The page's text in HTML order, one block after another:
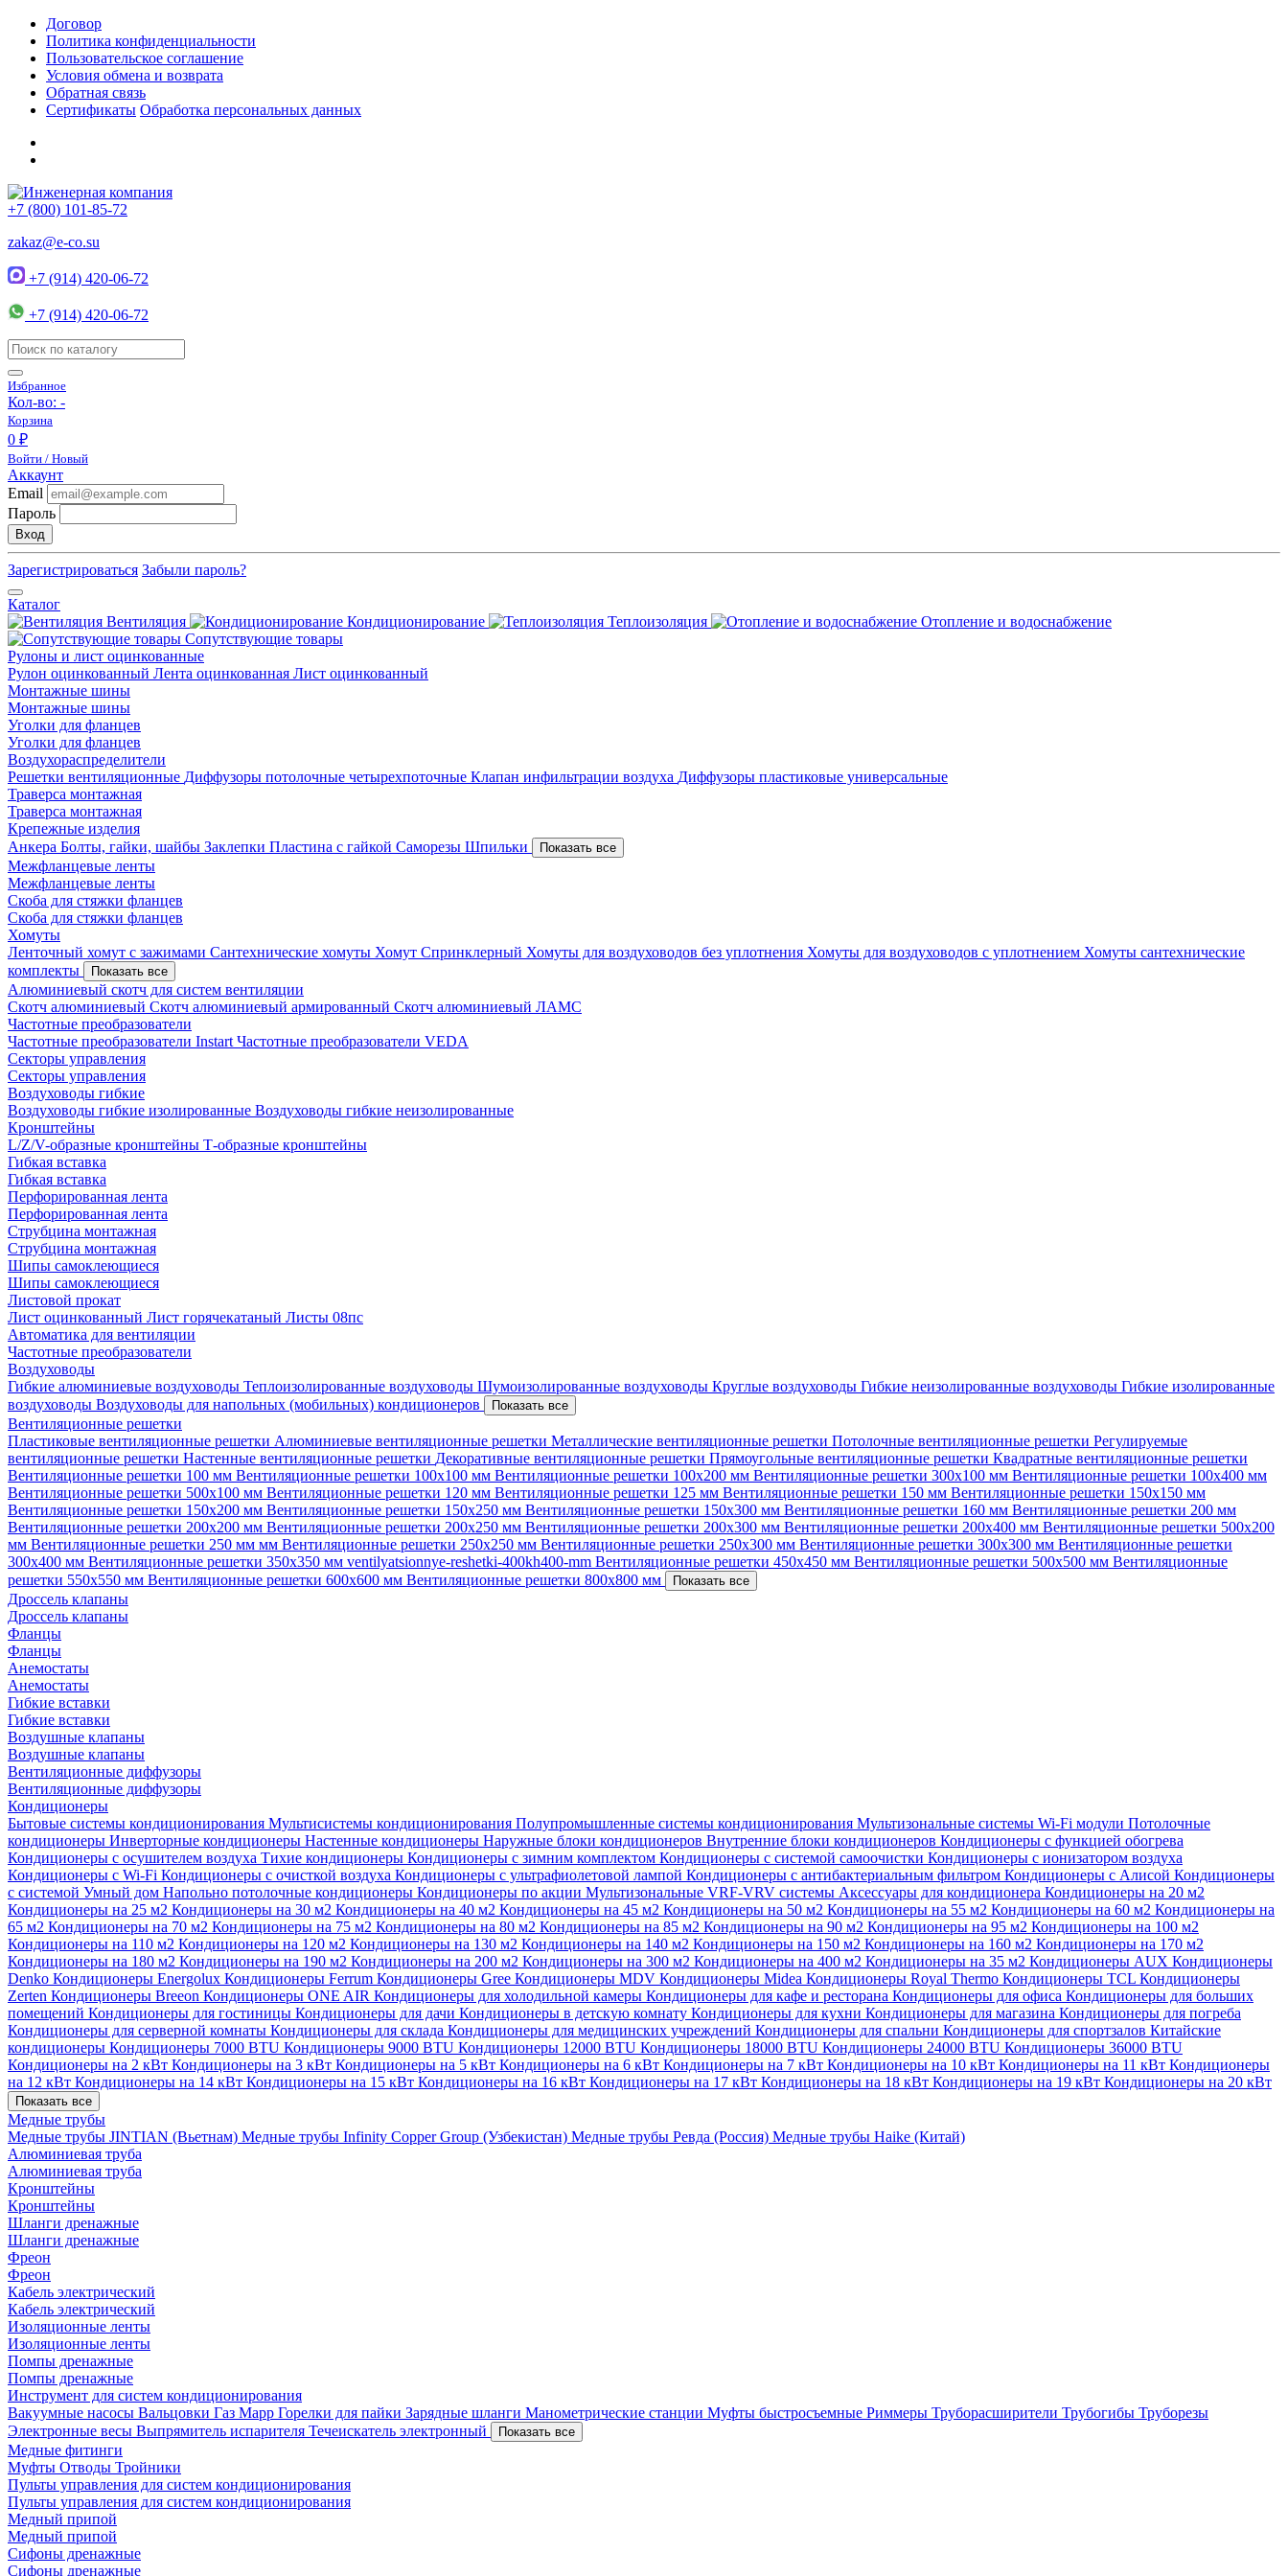
Договор
Политика конфиденциальности
Пользовательское соглашение
Условия обмена и возврата
Обратная связь
Сертификаты Обработка персональных данных
+7 (800) 101-85-72
zakaz@e-co.su
+7 (914) 420-06-72
+7 (914) 420-06-72
Избранное
Кол-во: -
Корзина
0 ₽
Войти / Новый
Аккаунт
Email
Пароль
Вход
Зарегистрироваться Забыли пароль?
Каталог
Вентиляция
Кондиционирование Теплоизоляция
Отопление и водоснабжение
Сопутствующие товары
Рулоны и лист оцинкованные
Рулон оцинкованный Лента оцинкованная Лист оцинкованный
Монтажные шины
Монтажные шины
Уголки для фланцев
Уголки для фланцев
Воздухораспределители
Решетки вентиляционные Диффузоры потолочные четырехпоточные Клапан инфильтрации воздуха Диффузоры пластиковые универсальные
Траверса монтажная
Траверса монтажная
Крепежные изделия
Анкера Болты, гайки, шайбы Заклепки Пластина с гайкой Саморезы Шпильки Показать все
Межфланцевые ленты
Межфланцевые ленты
Скоба для стяжки фланцев
Скоба для стяжки фланцев
Хомуты
Ленточный хомут с зажимами Сантехнические хомуты Хомут Спринклерный Хомуты для воздуховодов без уплотнения Хомуты для воздуховодов с уплотнением Хомуты сантехнические
комплекты
Показать все
Алюминиевый скотч для систем вентиляции
Скотч алюминиевый Скотч алюминиевый армированный Скотч алюминиевый ЛАМС
Частотные преобразователи
Частотные преобразователи Instart Частотные преобразователи VEDA
Секторы управления
Секторы управления
Воздуховоды гибкие
Воздуховоды гибкие изолированные Воздуховоды гибкие неизолированные
Кронштейны
L/Z/V-образные кронштейны Т-образные кронштейны
Гибкая вставка
Гибкая вставка
Перфорированная лента
Перфорированная лента
Струбцина монтажная
Струбцина монтажная
Шипы самоклеющиеся
Шипы самоклеющиеся
Листовой прокат
Лист оцинкованный Лист горячекатаный Листы 08пс
Автоматика для вентиляции
Частотные преобразователи
Воздуховоды
Гибкие алюминиевые воздуховоды Теплоизолированные воздуховоды Шумоизолированные воздуховоды Круглые воздуховоды Гибкие неизолированные воздуховоды Гибкие изолированные
воздуховоды Воздуховоды для напольных (мобильных) кондиционеров Показать все
Вентиляционные решетки
Пластиковые вентиляционные решетки Алюминиевые вентиляционные решетки Металлические вентиляционные решетки Потолочные вентиляционные решетки Регулируемые
вентиляционные решетки Настенные вентиляционные решетки Декоративные вентиляционные решетки Прямоугольные вентиляционные решетки Квадратные вентиляционные решетки
Вентиляционные решетки 100 мм Вентиляционные решетки 100х100 мм Вентиляционные решетки 100х200 мм Вентиляционные решетки 300х100 мм Вентиляционные решетки 100х400 мм
Вентиляционные решетки 500х100 мм Вентиляционные решетки 120 мм Вентиляционные решетки 125 мм Вентиляционные решетки 150 мм Вентиляционные решетки 150х150 мм
Вентиляционные решетки 150х200 мм Вентиляционные решетки 150х250 мм Вентиляционные решетки 150х300 мм Вентиляционные решетки 160 мм Вентиляционные решетки 200 мм
Вентиляционные решетки 200х200 мм Вентиляционные решетки 200х250 мм Вентиляционные решетки 200х300 мм Вентиляционные решетки 200х400 мм Вентиляционные решетки 500х200
мм Вентиляционные решетки 250 мм мм Вентиляционные решетки 250х250 мм Вентиляционные решетки 250х300 мм Вентиляционные решетки 300х300 мм Вентиляционные решетки
300х400 мм Вентиляционные решетки 350х350 мм ventilyatsionnye-reshetki-400kh400-mm Вентиляционные решетки 450х450 мм Вентиляционные решетки 500х500 мм Вентиляционные
решетки 550х550 мм Вентиляционные решетки 600х600 мм Вентиляционные решетки 800х800 мм Показать все
Дроссель клапаны
Дроссель клапаны
Фланцы
Фланцы
Анемостаты
Анемостаты
Гибкие вставки
Гибкие вставки
Воздушные клапаны
Воздушные клапаны
Вентиляционные диффузоры
Вентиляционные диффузоры
Кондиционеры
Бытовые системы кондиционирования Мультисистемы кондиционирования Полупромышленные системы кондиционирования Мультизональные системы Wi-Fi модули Потолочные
кондиционеры Инверторные кондиционеры Настенные кондиционеры Наружные блоки кондиционеров Внутренние блоки кондиционеров Кондиционеры с функцией обогрева
Кондиционеры с осушителем воздуха Тихие кондиционеры Кондиционеры с зимним комплектом Кондиционеры с системой самоочистки Кондиционеры с ионизатором воздуха
Кондиционеры с Wi-Fi Кондиционеры с очисткой воздуха Кондиционеры с ультрафиолетовой лампой Кондиционеры с антибактериальным фильтром Кондиционеры с Алисой Кондиционеры
с системой Умный дом Напольно потолочные кондиционеры Кондиционеры по акции Мультизональные VRF-VRV системы Аксессуары для кондиционера Кондиционеры на 20 м2
Кондиционеры на 25 м2 Кондиционеры на 30 м2 Кондиционеры на 40 м2 Кондиционеры на 45 м2 Кондиционеры на 50 м2 Кондиционеры на 55 м2 Кондиционеры на 60 м2 Кондиционеры на
65 м2 Кондиционеры на 70 м2 Кондиционеры на 75 м2 Кондиционеры на 80 м2 Кондиционеры на 85 м2 Кондиционеры на 90 м2 Кондиционеры на 95 м2 Кондиционеры на 100 м2
Кондиционеры на 110 м2 Кондиционеры на 120 м2 Кондиционеры на 130 м2 Кондиционеры на 140 м2 Кондиционеры на 150 м2 Кондиционеры на 160 м2 Кондиционеры на 170 м2
Кондиционеры на 180 м2 Кондиционеры на 190 м2 Кондиционеры на 200 м2 Кондиционеры на 300 м2 Кондиционеры на 400 м2 Кондиционеры на 35 м2 Кондиционеры AUX Кондиционеры
Denko Кондиционеры Energolux Кондиционеры Ferrum Кондиционеры Gree Кондиционеры MDV Кондиционеры Midea Кондиционеры Royal Thermo Кондиционеры TCL Кондиционеры
Zerten Кондиционеры Breeon Кондиционеры ONE AIR Кондиционеры для холодильной камеры Кондиционеры для кафе и ресторана Кондиционеры для офиса Кондиционеры для больших
помещений Кондиционеры для гостиницы Кондиционеры для дачи Кондиционеры в детскую комнату Кондиционеры для кухни Кондиционеры для магазина Кондиционеры для погреба
Кондиционеры для серверной комнаты Кондиционеры для склада Кондиционеры для медицинских учреждений Кондиционеры для спальни Кондиционеры для спортзалов Китайские
кондиционеры Кондиционеры 7000 BTU Кондиционеры 9000 BTU Кондиционеры 12000 BTU Кондиционеры 18000 BTU Кондиционеры 24000 BTU Кондиционеры 36000 BTU
Кондиционеры на 2 кВт Кондиционеры на 3 кВт Кондиционеры на 5 кВт Кондиционеры на 6 кВт Кондиционеры на 7 кВт Кондиционеры на 10 кВт Кондиционеры на 11 кВт Кондиционеры
на 12 кВт Кондиционеры на 14 кВт Кондиционеры на 15 кВт Кондиционеры на 16 кВт Кондиционеры на 17 кВт Кондиционеры на 18 кВт Кондиционеры на 19 кВт Кондиционеры на 20 кВт
Показать все
Медные трубы
Медные трубы JINTIAN (Вьетнам) Медные трубы Infinity Copper Group (Узбекистан) Медные трубы Ревда (Россия) Медные трубы Haike (Китай)
Алюминиевая труба
Алюминиевая труба
Кронштейны
Кронштейны
Шланги дренажные
Шланги дренажные
Фреон
Фреон
Кабель электрический
Кабель электрический
Изоляционные ленты
Изоляционные ленты
Помпы дренажные
Помпы дренажные
Инструмент для систем кондиционирования
Вакуумные насосы Вальцовки Газ Mapp Горелки для пайки Зарядные шланги Манометрические станции Муфты быстросъемные Риммеры Труборасширители Трубогибы Труборезы
Электронные весы Выпрямитель испарителя Течеискатель электронный Показать все
Медные фитинги
Муфты Отводы Тройники
Пульты управления для систем кондиционирования
Пульты управления для систем кондиционирования
Медный припой
Медный припой
Сифоны дренажные
Сифоны дренажные